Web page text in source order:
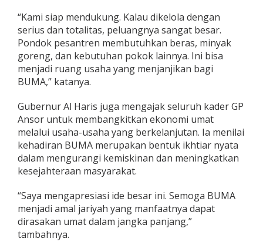
“Kami siap mendukung. Kalau dikelola dengan
serius dan totalitas, peluangnya sangat besar.
Pondok pesantren membutuhkan beras, minyak
goreng, dan kebutuhan pokok lainnya. Ini bisa
menjadi ruang usaha yang menjanjikan bagi
BUMA,” katanya.
Gubernur Al Haris juga mengajak seluruh kader GP
Ansor untuk membangkitkan ekonomi umat
melalui usaha-usaha yang berkelanjutan. Ia menilai
kehadiran BUMA merupakan bentuk ikhtiar nyata
dalam mengurangi kemiskinan dan meningkatkan
kesejahteraan masyarakat.
“Saya mengapresiasi ide besar ini. Semoga BUMA
menjadi amal jariyah yang manfaatnya dapat
dirasakan umat dalam jangka panjang,”
tambahnya.